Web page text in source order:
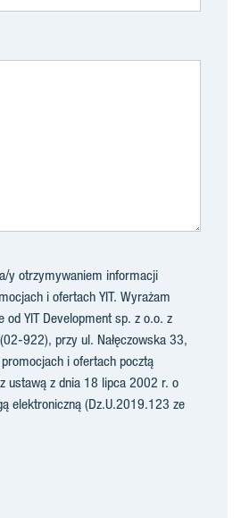
y otrzymywaniem informacji
i ofertach YIT. Wyrażam
od YIT Development sp. z o.o. z
922), przy ul. Nałęczowska 33,
i ofertach pocztą
ustawą z dnia 18 lipca 2002 r. o
elektroniczną (Dz.U.2019.123 ze